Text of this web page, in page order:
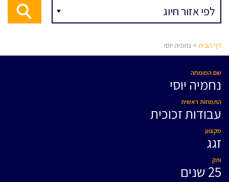
דף הבית > נחמיה יוסי
שם המומחה
נחמיה יוסי
התמחות ראשית
עבודות זכוכית
מקצוע
זגג
ותק
25 שנים